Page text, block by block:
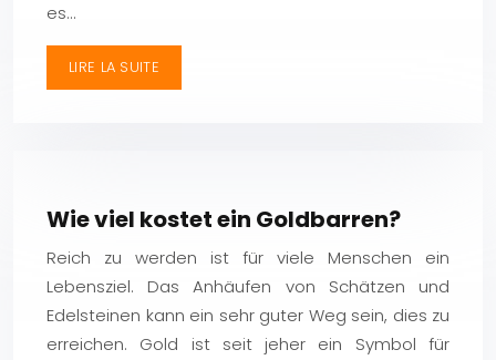
es…
LIRE LA SUITE
Wie viel kostet ein Goldbarren?
Reich zu werden ist für viele Menschen ein
Lebensziel. Das Anhäufen von Schätzen und
Edelsteinen kann ein sehr guter Weg sein, dies zu
erreichen. Gold ist seit jeher ein Symbol für